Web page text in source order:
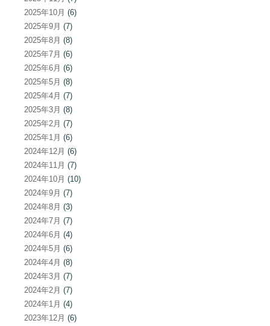
2025年10月 (6)
2025年9月 (7)
2025年8月 (8)
2025年7月 (6)
2025年6月 (6)
2025年5月 (8)
2025年4月 (7)
2025年3月 (8)
2025年2月 (7)
2025年1月 (6)
2024年12月 (6)
2024年11月 (7)
2024年10月 (10)
2024年9月 (7)
2024年8月 (3)
2024年7月 (7)
2024年6月 (4)
2024年5月 (6)
2024年4月 (8)
2024年3月 (7)
2024年2月 (7)
2024年1月 (4)
2023年12月 (6)